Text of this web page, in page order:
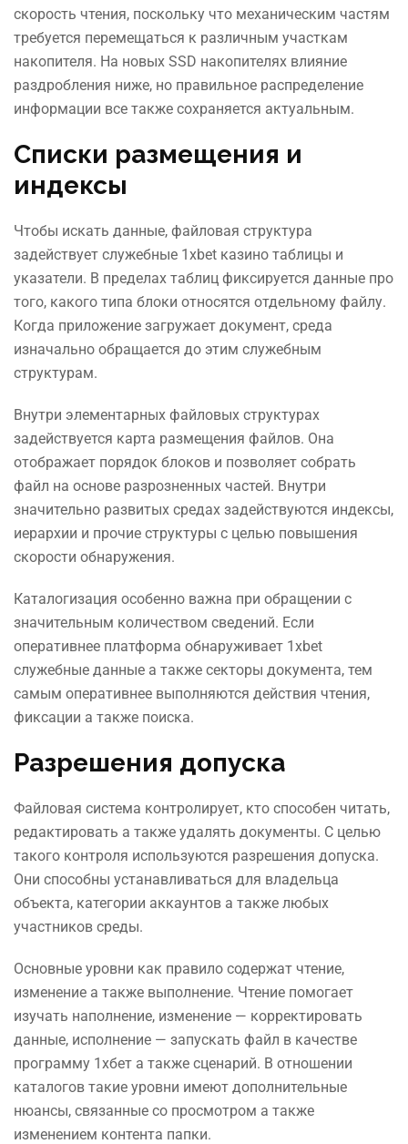
скорость чтения, поскольку что механическим частям
требуется перемещаться к различным участкам
накопителя. На новых SSD накопителях влияние
раздробления ниже, но правильное распределение
информации все также сохраняется актуальным.
Списки размещения и
индексы
Чтобы искать данные, файловая структура
задействует служебные 1xbet казино таблицы и
указатели. В пределах таблиц фиксируется данные про
того, какого типа блоки относятся отдельному файлу.
Когда приложение загружает документ, среда
изначально обращается до этим служебным
структурам.
Внутри элементарных файловых структурах
задействуется карта размещения файлов. Она
отображает порядок блоков и позволяет собрать
файл на основе разрозненных частей. Внутри
значительно развитых средах задействуются индексы,
иерархии и прочие структуры с целью повышения
скорости обнаружения.
Каталогизация особенно важна при обращении с
значительным количеством сведений. Если
оперативнее платформа обнаруживает 1xbet
служебные данные а также секторы документа, тем
самым оперативнее выполняются действия чтения,
фиксации а также поиска.
Разрешения допуска
Файловая система контролирует, кто способен читать,
редактировать а также удалять документы. С целью
такого контроля используются разрешения допуска.
Они способны устанавливаться для владельца
объекта, категории аккаунтов а также любых
участников среды.
Основные уровни как правило содержат чтение,
изменение а также выполнение. Чтение помогает
изучать наполнение, изменение — корректировать
данные, исполнение — запускать файл в качестве
программу 1хбет а также сценарий. В отношении
каталогов такие уровни имеют дополнительные
нюансы, связанные со просмотром а также
изменением контента папки.